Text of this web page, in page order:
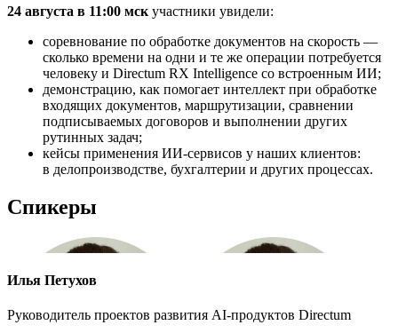
24 августа в 11:00 мскучастники увидели:
соревнование по обработке документов на скорость —
сколько времени на одни и те же операции потребуется
человеку и Directum RX Intelligence со встроенным ИИ;
демонстрацию, как помогает интеллект при обработке
входящих документов, маршрутизации, сравнении
подписываемых договоров и выполнении других
рутинных задач;
кейсы применения ИИ-сервисов у наших клиентов:
в делопроизводстве, бухгалтерии и других процессах.
Спикеры
Илья Петухов
Руководитель проектов развития AI-продуктов Directum